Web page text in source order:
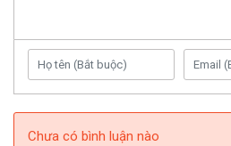
Chưa có bình luận nào